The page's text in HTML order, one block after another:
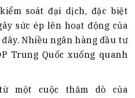
soát đại dịch, đặc biệt
sức ép lên hoạt động của
Nhiều ngân hàng đầu tư
Trung Quốc xuống quanh
một cuộc thăm dò của